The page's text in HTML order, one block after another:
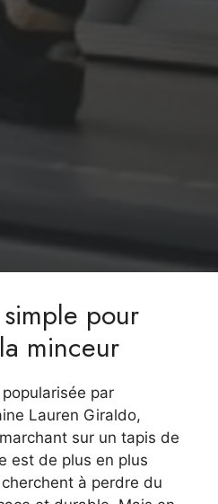
pour
minceur
par
Lauren Giraldo,
sur un tapis de
est de plus en plus
à perdre du